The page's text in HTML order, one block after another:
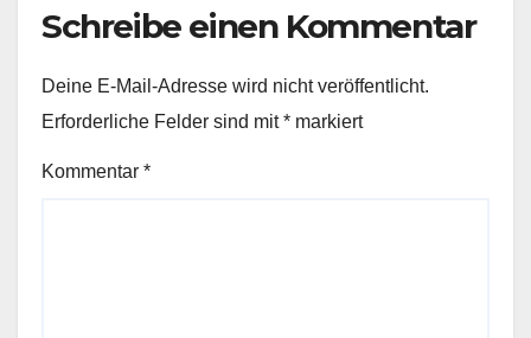
Schreibe einen Kommentar
Deine E-Mail-Adresse wird nicht veröffentlicht.
Erforderliche Felder sind mit* markiert
Kommentar *